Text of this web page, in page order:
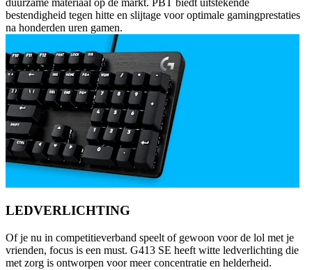
bestendigheid tegen hitte en slijtage voor optimale gamingprestaties
na honderden uren gamen.
LEDVERLICHTING
Of je nu in competitieverband speelt of gewoon voor de lol met je
vrienden, focus is een must. G413 SE heeft witte ledverlichting die
met zorg is ontworpen voor meer concentratie en helderheid.